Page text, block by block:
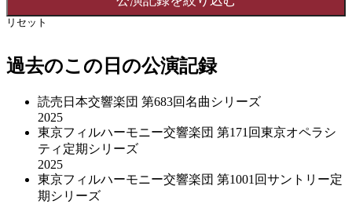
リセット
過去のこの日の公演記録
読売日本交響楽団 第683回名曲シリーズ
2025
東京フィルハーモニー交響楽団 第171回東京オペラシ
ティ定期シリーズ
2025
東京フィルハーモニー交響楽団 第1001回サントリー定
期シリーズ